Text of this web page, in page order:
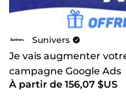
Sunivers
Je vais augmenter
campagne Google Ads
À partir de 156,07 $US